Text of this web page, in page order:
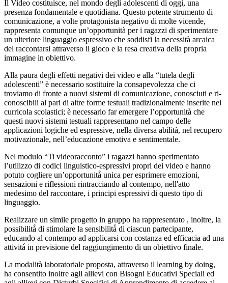
Il Video costituisce, nel mondo degli adolescenti di oggi, una
presenza fondamentale e quotidiana. Questo potente strumento di
comunicazione, a volte protagonista negativo di molte vicende,
rappresenta comunque un’opportunità per i ragazzi di sperimentare
un ulteriore linguaggio espressivo che soddisfi la necessità arcaica
del raccontarsi attraverso il gioco e la resa creativa della propria
immagine in obiettivo.
Alla paura degli effetti negativi dei video e alla “tutela degli
adolescenti” è necessario sostituire la consapevolezza che ci
troviamo di fronte a nuovi sistemi di comunicazione, conosciuti e ri-
conoscibili al pari di altre forme testuali tradizionalmente inserite nei
curricola scolastici; è necessario far emergere l’opportunità che
questi nuovi sistemi testuali rappresentano nel campo delle
applicazioni logiche ed espressive, nella diversa abilità, nel recupero
motivazionale, nell’educazione emotiva e sentimentale.
Nel modulo “Ti videoracconto” i ragazzi hanno sperimentato
l’utilizzo di codici linguistico-espressivi propri dei video e hanno
potuto cogliere un’opportunità̀ unica per esprimere emozioni,
sensazioni e riflessioni rintracciando al contempo, nell'atto
medesimo del raccontare, i principi espressivi di questo tipo di
linguaggio.
Realizzare un simile progetto in gruppo ha rappresentato , inoltre, la
possibilità̀ di stimolare la sensibilità̀ di ciascun partecipante,
educando al contempo ad applicarsi con costanza ed efficacia ad una
attività̀ in previsione del raggiungimento di un obiettivo finale.
La modalità laboratoriale proposta, attraverso il learning by doing,
ha consentito inoltre agli allievi con Bisogni Educativi Speciali ed